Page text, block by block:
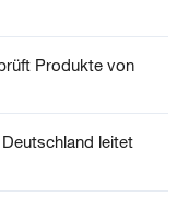
Produkte von
leitet